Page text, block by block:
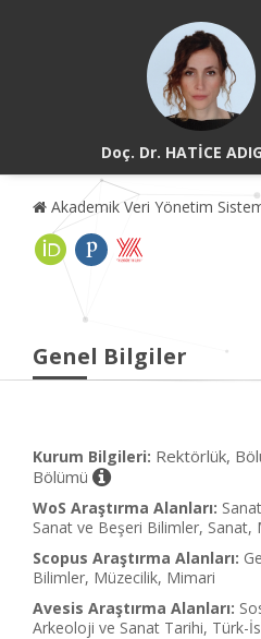
Doç. Dr. HATİCE
Akademik Veri Yönetim
Genel Bilgiler
Kurum Bilgileri: Rektörlük,
Bölümü
WoS Araştırma Alanları:
Sanat ve Beşeri Bilimler, Sanat,
Scopus Araştırma Alanları:
Bilimler, Müzecilik, Mimari
Avesis Araştırma Alanları:
Arkeoloji ve Sanat Tarihi, Türk-